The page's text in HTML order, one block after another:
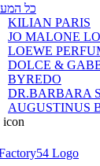
כל
KILIAN PARIS
JO MALONE
LOEWE
DOLCE &
BYREDO
DR.BARBARA
AUGUSTINUS